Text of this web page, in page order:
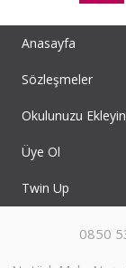
Anasayfa
Sözleşmeler
Okulunuzu Ekleyin
Üye Ol
Twin Up
0850